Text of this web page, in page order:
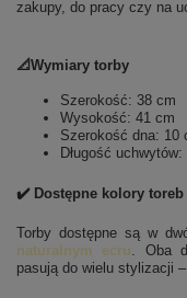
zakupy, do pracy czy na
📐Wymiary torby
Szerokość: 38 cm
Wysokość: 41 cm
Szerokość dna: 10
Długość
✔️ Dostępne kolory toreb
Torby dostępne są w
naturalnym ecru . Oba
pasują do wielu stylizacji